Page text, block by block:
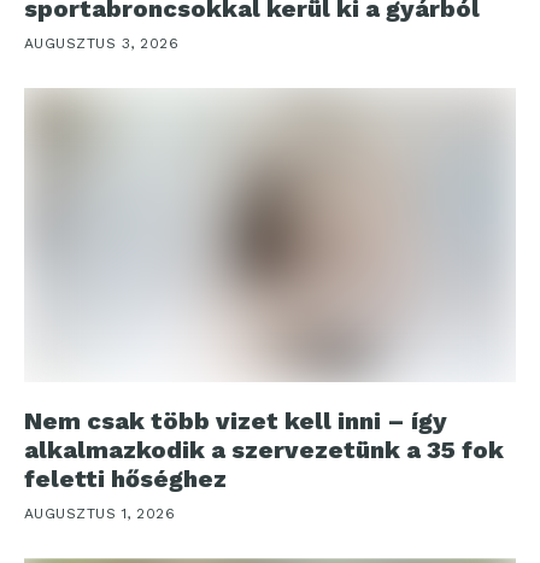
sportabroncsokkal kerül ki a gyárból
AUGUSZTUS 3, 2026
Nem csak több vizet kell inni – így
alkalmazkodik a szervezetünk a 35 fok
feletti hőséghez
AUGUSZTUS 1, 2026